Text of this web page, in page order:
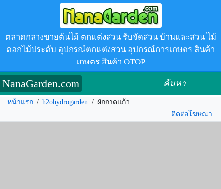
ตลาดกลางขายต้นไม้ ตกแต่งสวน รับจัดสวน บ้านและสวน ไม้
ดอกไม้ประดับ อุปกรณ์ตกแต่งสวน อุปกรณ์การเกษตร สินค้า
เกษตร สินค้า OTOP
NanaGarden.com ค้นหา
หน้าแรก / h2ohydrogarden / ผักกาดแก้ว
ติดต่อโฆษณา